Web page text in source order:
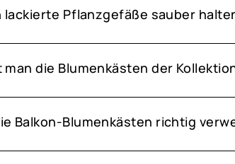
lackierte Pflanzgefäße sauber
die Blumenkästen der
Balkon-Blumenkästen richtig